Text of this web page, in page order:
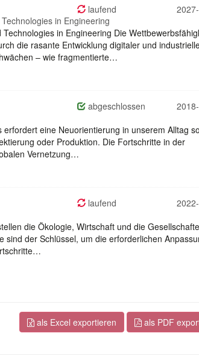
laufend
in Engineering
in Engineering Die
die rasante Entwicklung digitaler und
– wie fragmentierte…
abgeschlossen
eine Neuorientierung in unserem Alltag
oder Produktion. Die Fortschritte in der
Vernetzung…
laufend
die Ökologie, Wirtschaft und die
der Schlüssel, um die erforderlichen
als Excel exportieren als PDF